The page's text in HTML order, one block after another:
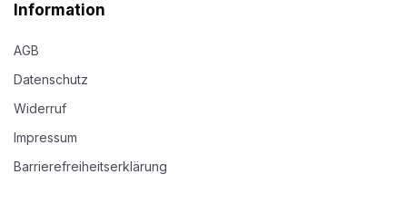
Information
AGB
Datenschutz
Widerruf
Impressum
Barrierefreiheitserklärung